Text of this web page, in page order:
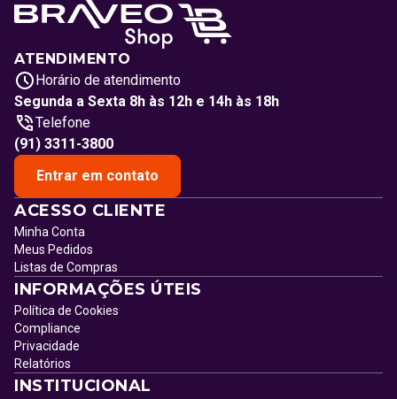
ATENDIMENTO
Horário de atendimento
Segunda a Sexta 8h às 12h e 14h às 18h
Telefone
(91) 3311-3800
Entrar em contato
ACESSO CLIENTE
Minha Conta
Meus Pedidos
Listas de Compras
INFORMAÇÕES ÚTEIS
Política de Cookies
Compliance
Privacidade
Relatórios
INSTITUCIONAL